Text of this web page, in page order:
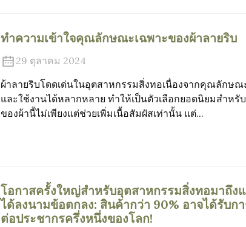
ทำความเข้าใจคุณลักษณะเฉพาะของผ้าลายริบ
29 ตุลาคม 2024
ผ้าลายริบโดดเด่นในอุตสาหกรรมสิ่งทอเนื่องจากคุณลักษ
และใช้งานได้หลากหลาย ทำให้เป็นตัวเลือกยอดนิยมสำหรั
ของผ้านี้ไม่เพียงแต่ช่วยเพิ่มเนื้อสัมผัสเท่านั้น แต่...
โอกาสครั้งใหญ่สำหรับอุตสาหกรรมสิ่งทอมาถึง
ได้ลงนามข้อตกลง: สินค้ากว่า 90% อาจได้รับก
ต่อประชากรครึ่งหนึ่งของโลก!